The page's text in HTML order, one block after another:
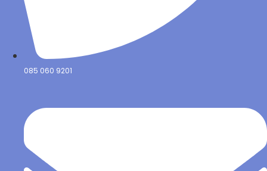
085 060 9201